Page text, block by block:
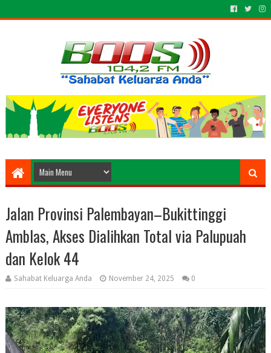
Jalan Provinsi Palembayan–Bukittinggi
Amblas, Akses Dialihkan Total via Palupuah
dan Kelok 44
Sahabat Keluarga Anda November 24, 2025 0